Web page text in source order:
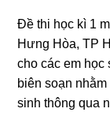
Đề thi học kì 1
Hưng Hòa, TP
cho các em
biên soạn
sinh thông qua